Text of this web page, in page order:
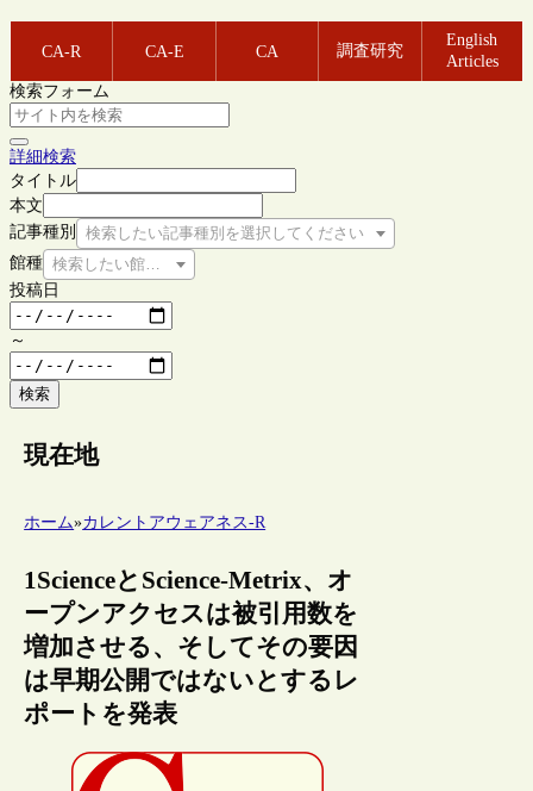
CA-R CA-E CA 調査研究
English
Articles
検索フォーム
詳細検索
タイトル
本文
記事種別
検索したい記事種別を選択してください
館種 検索したい館種を選択してください
投稿日
～
検索
現在地
ホーム»カレントアウェアネス-R
1ScienceとScience-Metrix、オ
ープンアクセスは被引用数を
増加させる、そしてその要因
は早期公開ではないとするレ
ポートを発表